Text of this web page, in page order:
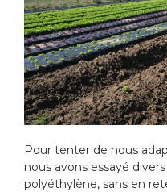
Pour tenter de nous
nous avons essayé
polyéthylène, sans en